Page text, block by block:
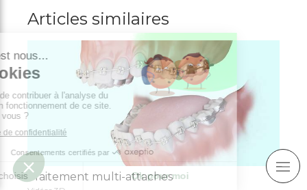
Articles similaires
Traitement multi-attaches